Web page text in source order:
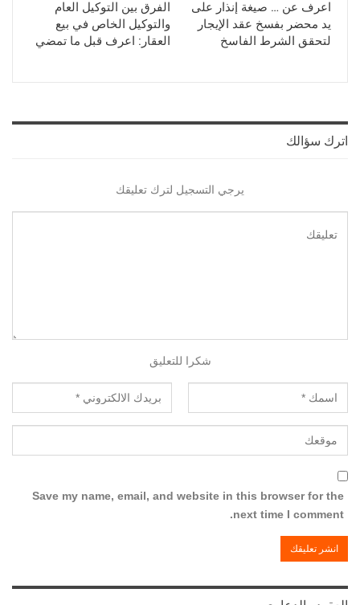
اعرف عن … صيغة إنذار على
يد محضر بفسخ عقد الإيجار
لتحقق الشرط الفاسخ
الفرق بين التوكيل العام
والتوكيل الخاص في بيع
العقار: اعرف قبل ما تمضي
اترك سؤالك
يرجي التسجيل لترك تعليقك
شكرا للتعليق
Save my name, email, and website in this browser for the
next time I comment.